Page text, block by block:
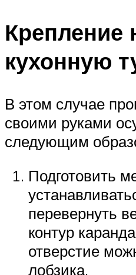
Крепление
кухонную
В этом случае
своими руками
следующим
Подготовить
перевернуть
контур
отверстие
лобзика.